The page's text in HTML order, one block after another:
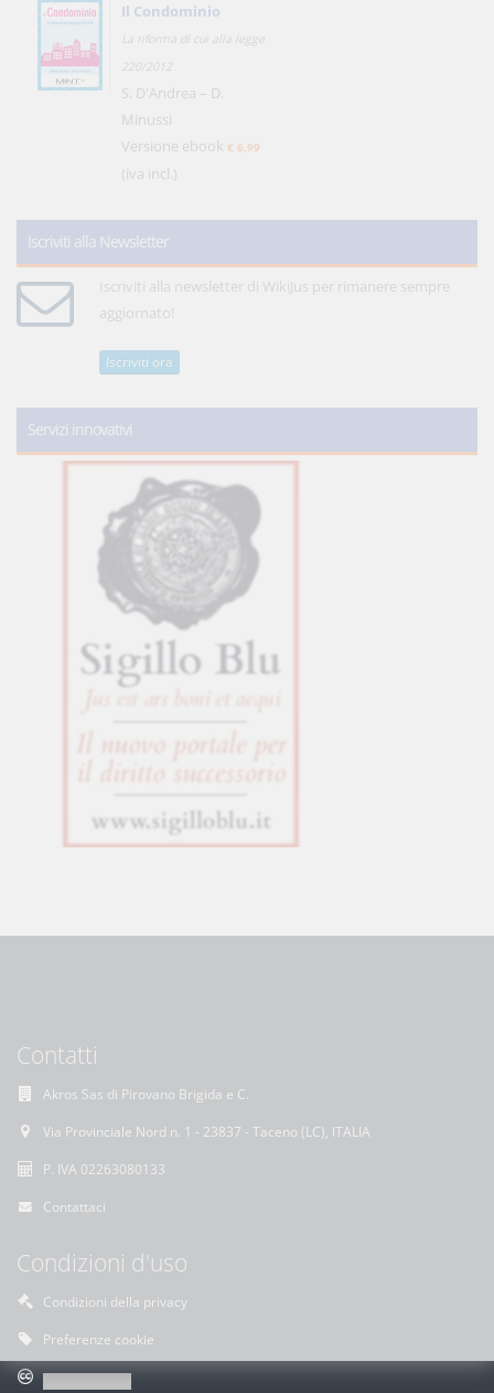
Il Condominio
La riforma di cui alla legge
220/2012
S. D'Andrea – D.
Minussi
Versione ebook € 6,99
(iva incl.)
Iscriviti alla Newsletter
Iscriviti alla newsletter di WikiJus per rimanere sempre
aggiornato!
Iscriviti ora
Servizi innovativi
Contatti
Akros Sas di Pirovano Brigida e C.
Via Provinciale Nord n. 1 - 23837 - Taceno (LC), ITALIA
P. IVA 02263080133
Contattaci
Condizioni d'uso
Condizioni della privacy
Preferenze cookie